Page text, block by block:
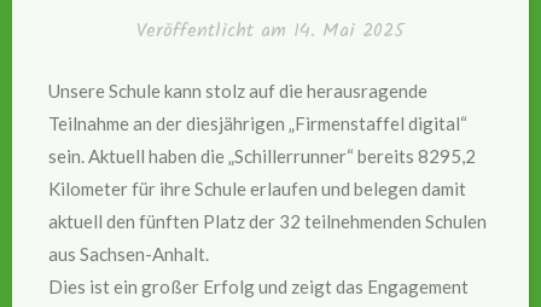
Veröffentlicht am 14. Mai 2025
Unsere Schule kann stolz auf die herausragende
Teilnahme an der diesjährigen „Firmenstaffel digital“
sein. Aktuell haben die „Schillerrunner“ bereits 8295,2
Kilometer für ihre Schule erlaufen und belegen damit
aktuell den fünften Platz der 32 teilnehmenden Schulen
aus Sachsen-Anhalt.
Dies ist ein großer Erfolg und zeigt das Engagement